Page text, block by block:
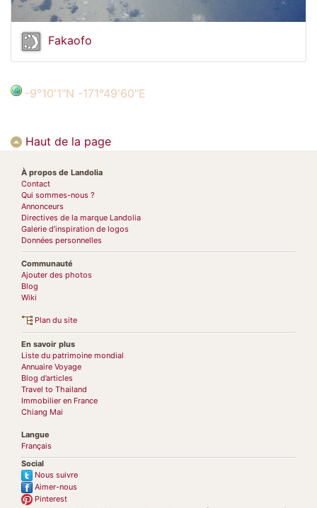
Fakaofo
-9°10'1"N -171°49'60"E
Haut de la page
À propos de Landolia
Contact
Qui sommes-nous ?
Annonceurs
Directives de la marque Landolia
Galerie d’inspiration de logos
Données personnelles
Communauté
Ajouter des photos
Blog
Wiki
Plan du site
En savoir plus
Liste du patrimoine mondial
Annuaire Voyage
Blog d’articles
Travel to Thailand
Immobilier en France
Chiang Mai
Langue
Français
Social
Nous suivre
Aimer-nous
Pinterest